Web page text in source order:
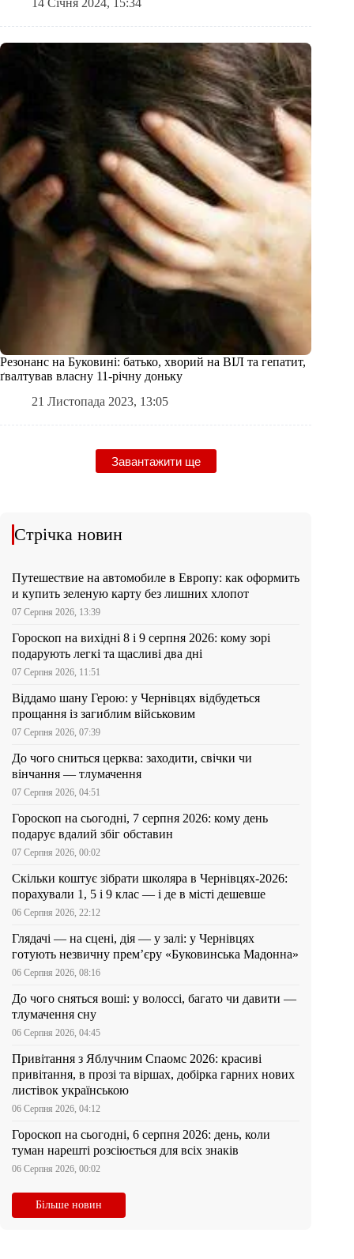
14 Січня 2024, 15:34
Резонанс на Буковині: батько, хворий на ВІЛ та гепатит,
ґвалтував власну 11-річну доньку
21 Листопада 2023, 13:05
Завантажити ще
Стрічка новин
Путешествие на автомобиле в Европу: как оформить
и купить зеленую карту без лишних хлопот
07 Серпня 2026, 13:39
Гороскоп на вихідні 8 і 9 серпня 2026: кому зорі
подарують легкі та щасливі два дні
07 Серпня 2026, 11:51
Віддамо шану Герою: у Чернівцях відбудеться
прощання із загиблим військовим
07 Серпня 2026, 07:39
До чого сниться церква: заходити, свічки чи
вінчання — тлумачення
07 Серпня 2026, 04:51
Гороскоп на сьогодні, 7 серпня 2026: кому день
подарує вдалий збіг обставин
07 Серпня 2026, 00:02
Скільки коштує зібрати школяра в Чернівцях-2026:
порахували 1, 5 і 9 клас — і де в місті дешевше
06 Серпня 2026, 22:12
Глядачі — на сцені, дія — у залі: у Чернівцях
готують незвичну прем’єру «Буковинська Мадонна»
06 Серпня 2026, 08:16
До чого сняться воші: у волоссі, багато чи давити —
тлумачення сну
06 Серпня 2026, 04:45
Привітання з Яблучним Спаомс 2026: красиві
привітання, в прозі та віршах, добірка гарних нових
листівок українською
06 Серпня 2026, 04:12
Гороскоп на сьогодні, 6 серпня 2026: день, коли
туман нарешті розсіюється для всіх знаків
06 Серпня 2026, 00:02
Більше новин